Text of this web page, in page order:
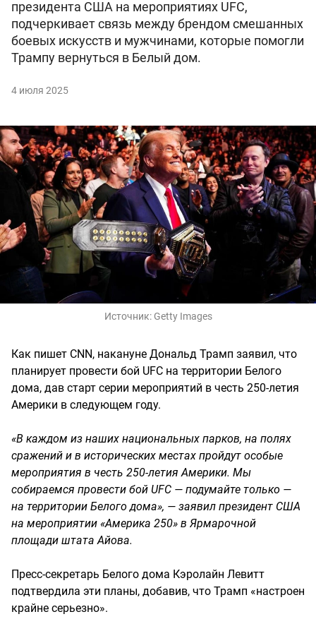
президента США на мероприятиях UFC,
подчеркивает связь между брендом смешанных
боевых искусств и мужчинами, которые помогли
Трампу вернуться в Белый дом.
4 июля 2025
Источник: Getty Images
Как пишет CNN, накануне Дональд Трамп заявил, что
планирует провести бой UFC на территории Белого
дома, дав старт серии мероприятий в честь 250-летия
Америки в следующем году.
«В каждом из наших национальных парков, на полях
сражений и в исторических местах пройдут особые
мероприятия в честь 250-летия Америки. Мы
собираемся провести бой UFC — подумайте только —
на территории Белого дома», — заявил президент США
на мероприятии «Америка 250» в Ярмарочной
площади штата Айова.
Пресс-секретарь Белого дома Кэролайн Левитт
подтвердила эти планы, добавив, что Трамп «настроен
крайне серьезно».